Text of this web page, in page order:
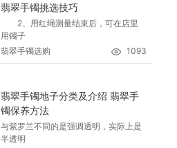
翡翠手镯挑选技巧
2、用红绳测量结束后，可在店里
用镯子
翡翠手镯选购
1093
翡翠手镯地子分类及介绍 翡翠手
镯保养方法
与紫罗兰不同的是强调透明，实际上是
半透明